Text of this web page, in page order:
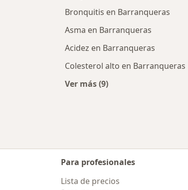
Bronquitis en Barranqueras
Asma en Barranqueras
Acidez en Barranqueras
Colesterol alto en Barranqueras
Ver más (9)
Para profesionales
Lista de precios